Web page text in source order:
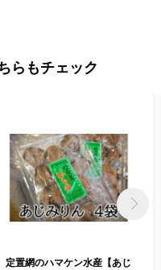
らもチェック
定置網のハマケン水産【あじ